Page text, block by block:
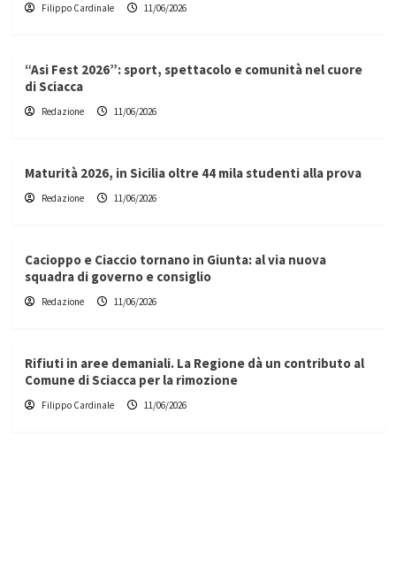
Filippo Cardinale 11/06/2026
“Asi Fest 2026”: sport, spettacolo e comunità nel cuore
di Sciacca
Redazione 11/06/2026
Maturità 2026, in Sicilia oltre 44 mila studenti alla prova
Redazione 11/06/2026
Cacioppo e Ciaccio tornano in Giunta: al via nuova
squadra di governo e consiglio
Redazione 11/06/2026
Rifiuti in aree demaniali. La Regione dà un contributo al
Comune di Sciacca per la rimozione
Filippo Cardinale 11/06/2026